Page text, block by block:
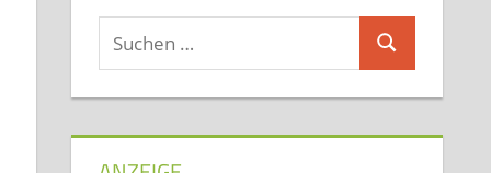
Suchen
nach:
Suchen